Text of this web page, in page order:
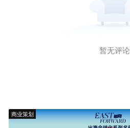
暂无评论
商业策划